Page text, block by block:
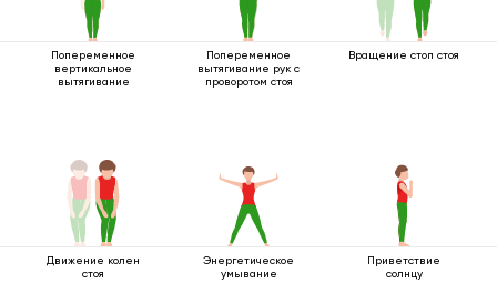
Попеременное
вертикальное
вытягивание
Попеременное
вытягивание рук с
проворотом стоя
Вращение стоп стоя
Движение колен
стоя
Энергетическое
умывание
Приветствие
солнцу